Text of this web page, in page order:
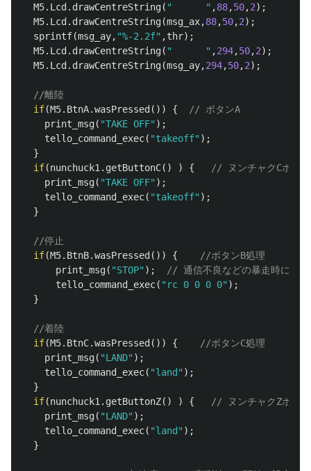
M5. Lcd. drawCentreString( "      " ,88,50,2);
M5. Lcd. drawCentreString(msg_ax,88,50,2);
sprintf(msg_ay, "%-2.2f" ,thr);
M5. Lcd. drawCentreString( "      " ,294,50,2);
M5. Lcd. drawCentreString(msg_ay,294,50,2);
//離陸
if(M5. BtnA.wasPressed()) {
// ボタンA
print_msg( "TAKE OFF" );
tello_command_exec( "takeoff" );
}
if(nunchuck1 . getButtonC() ) {
// ヌンチャクCボタン
print_msg( "TAKE OFF" );
tello_command_exec( "takeoff" );
}
//停止
if(M5. BtnB.wasPressed()) {
//ボタンB処理
print_msg( "STOP" );
// 通信不良などの暴走時にはボ
tello_command_exec( "rc 0 0 0 0" );
}
//着陸
if(M5. BtnC.wasPressed()) {
//ボタンC処理
print_msg( "LAND" );
tello_command_exec( "land" );
}
if(nunchuck1 . getButtonZ() ) {
// ヌンチャクZボタン
print_msg( "LAND" );
tello_command_exec( "land" );
}